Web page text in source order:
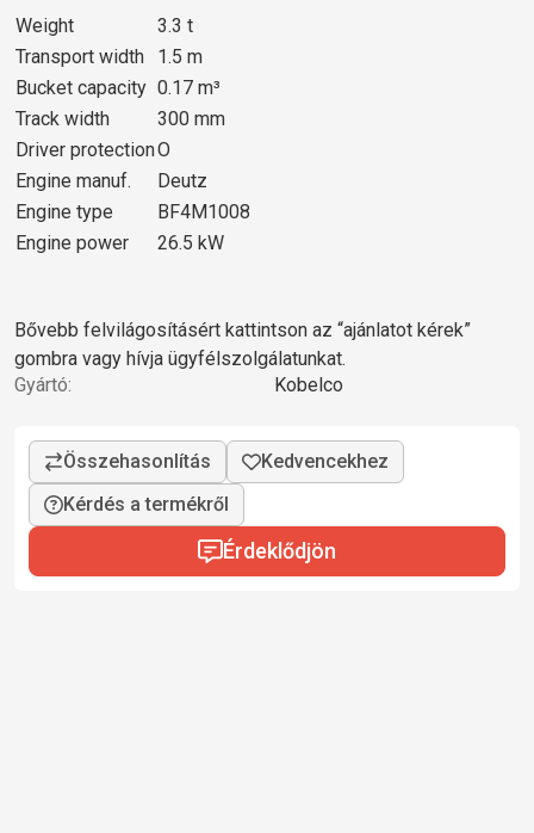
Weight
3.3 t
Transport width
1.5 m
Bucket capacity 0.17 m³
Track width
300 mm
Driver protectionO
Engine manuf.
Deutz
Engine type
BF4M1008
Engine power
26.5 kW
Bővebb felvilágosításért kattintson az “ajánlatot kérek”
gombra vagy hívja ügyfélszolgálatunkat.
Gyártó:
Kobelco
Kérdés a termékről
Érdeklődjön